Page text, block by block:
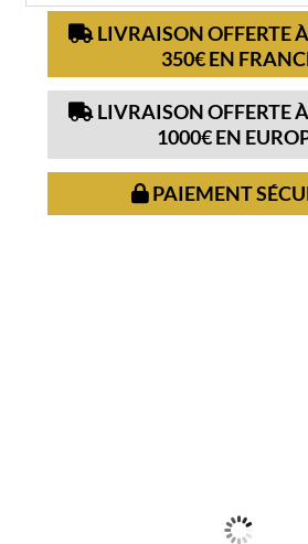
LIVRAISON OFFERTE
350€ EN
LIVRAISON OFFERTE
1000€ EN
PAIEMENT